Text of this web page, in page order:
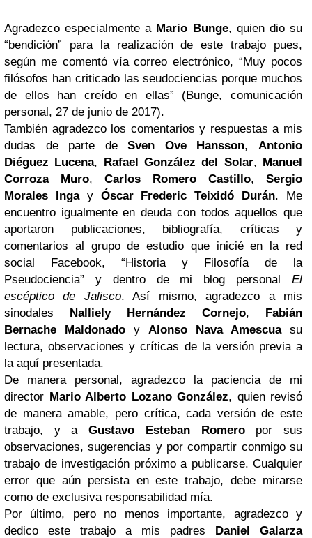
Agradezco especialmente a Mario Bunge, quien dio su
“bendición” para la realización de este trabajo pues,
según me comentó vía correo electrónico, “Muy pocos
filósofos han criticado las seudociencias porque muchos
de ellos han creído en ellas” (Bunge, comunicación
personal, 27 de junio de 2017).
También agradezco los comentarios y respuestas a mis
dudas de parte deSven Ove Hansson,Antonio
Diéguez Lucena, Rafael González del Solar, Manuel
Corroza Muro, Carlos Romero Castillo, Sergio
Morales Ingay Óscar Frederic Teixidó Durán. Me
encuentro igualmente en deuda con todos aquellos que
aportaron publicaciones, bibliografía, críticas y
comentarios al grupo de estudio que inicié en la red
social Facebook, “Historia y Filosofía de la
Pseudociencia” y dentro de mi blog personal El
escéptico de Jalisco. Así mismo, agradezco a mis
sinodales Nalliely Hernández Cornejo, Fabián
Bernache Maldonado y Alonso Nava Amescuasu
lectura, observaciones y críticas de la versión previa a
la aquí presentada.
De manera personal, agradezco la paciencia de mi
director Mario Alberto Lozano González, quien revisó
de manera amable, pero crítica, cada versión de este
trabajo, y aGustavo Esteban Romeropor sus
observaciones, sugerencias y por compartir conmigo su
trabajo de investigación próximo a publicarse. Cualquier
error que aún persista en este trabajo, debe mirarse
como de exclusiva responsabilidad mía.
Por último, pero no menos importante, agradezco y
dedico este trabajo a mis padres Daniel Galarza